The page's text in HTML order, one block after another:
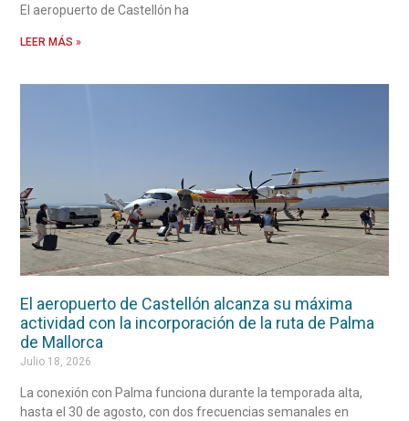
El aeropuerto de Castellón ha
LEER MÁS »
El aeropuerto de Castellón alcanza su máxima
actividad con la incorporación de la ruta de Palma
de Mallorca
Julio 18, 2026
La conexión con Palma funciona durante la temporada alta,
hasta el 30 de agosto, con dos frecuencias semanales en